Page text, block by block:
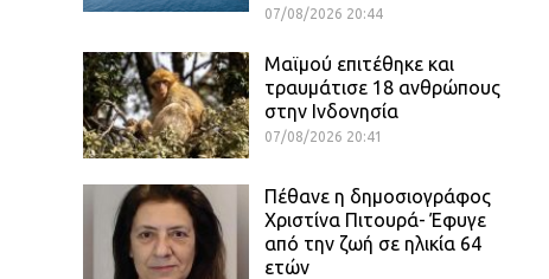
07/08/2026 20:44
Μαϊμού επιτέθηκε και
τραυμάτισε 18 ανθρώπους
στην Ινδονησία
07/08/2026 20:41
Πέθανε η δημοσιογράφος
Χριστίνα Πιτουρά- Έφυγε
από την ζωή σε ηλικία 64
ετών